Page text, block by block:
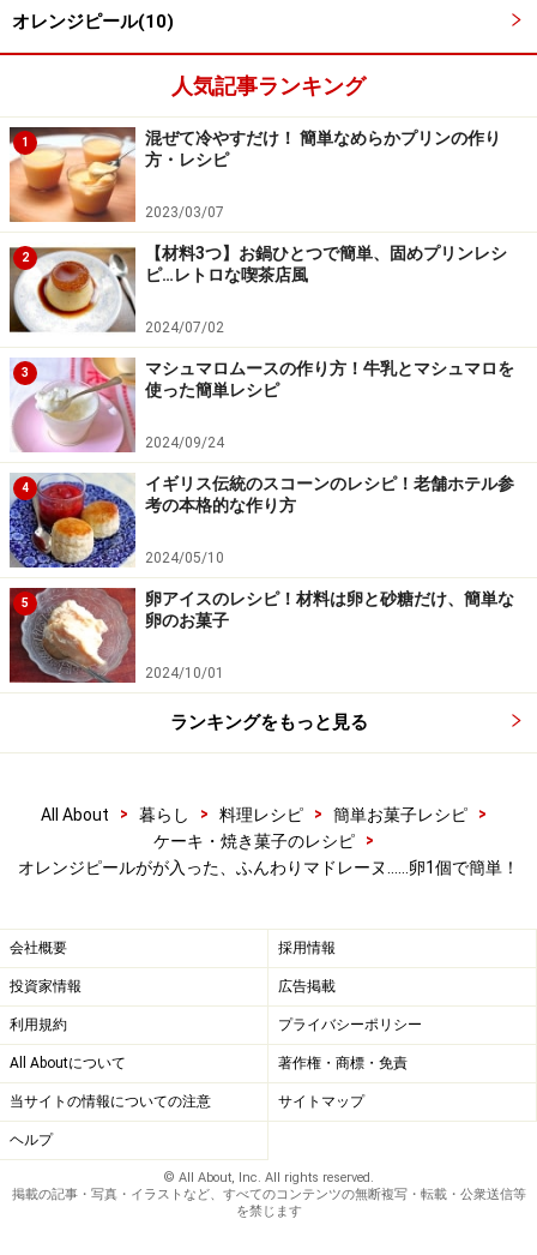
ワンポイントアドバイス
できれば、マドレーヌ生地は冷蔵庫で1時間寝かせてく
ださい。あらかじめ生地だけ作っておき、次の日に焼い
て、焼きたてを楽しむこともできます。バターを塗った
後に冷蔵庫で冷やし、強力粉をはたいてから生地を入れ
ると型にくっつきにくくなります。どうぞお試しくださ
い。
※記事内容は執筆時点のものです。最新の内容をご確認くださ
い。
※衛生面および保存状態に起因して食中毒や体調不良を引き起こ
す場合があります。必ず清潔な状態で、正しい方法で行い、なる
べく早めにお召し上がりください。また、持ち運びの際は保存方
法に注意してください。
【編集部おすすめの購入サイト】
Amazonで人気レシピの書籍をチェック！
楽天市場で人気レシピの書籍をチェック！
オレンジピール(10)
人気記事ランキング
1
混ぜて冷やすだけ！ 簡単なめらかプリンの作り
方・レシピ
2023/03/07
2
【材料3つ】お鍋ひとつで簡単、固めプリンレシ
ピ…レトロな喫茶店風
2024/07/02
3
マシュマロムースの作り方！牛乳とマシュマロを
使った簡単レシピ
2024/09/24
4
イギリス伝統のスコーンのレシピ！老舗ホテル参
考の本格的な作り方
2024/05/10
5
卵アイスのレシピ！材料は卵と砂糖だけ、簡単な
卵のお菓子
2024/10/01
ランキングをもっと見る
All About > 暮らし > 料理レシピ > 簡単お菓子レシピ
>
ケーキ・焼き菓子のレシピ
>
オレンジピールがが入った、ふんわりマドレーヌ……卵1個で簡単！
会社概要 採用情報
投資家情報 広告掲載
利用規約 プライバシーポリシー
All Aboutについて 著作権・商標・免責
当サイトの情報についての注意 サイトマップ
ヘルプ
© All About, Inc. All rights reserved.
掲載の記事・写真・イラストなど、すべてのコンテンツの無断複写・転載・公衆送信等
を禁じます